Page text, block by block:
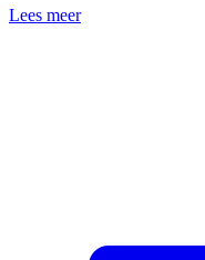
Lees meer